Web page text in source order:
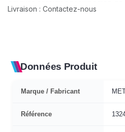
Livraison : Contactez-nous
Données Produit
Marque / Fabricant
Référence